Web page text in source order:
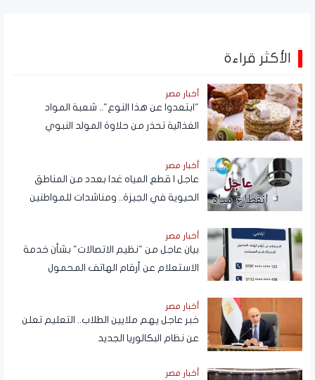
الأكثر قراءة
أخبار مصر
"ابتعدوا عن هذا النوع".. شعبة المواد
الغذائية تحذر من حلاوة المولد النبوي
أخبار مصر
عاجل | قطع المياه غدا بعدد من المناطق
الحيوية في الجيزة.. ومناشدات للمواطنين
أخبار مصر
بيان عاجل من "نظيم الاتصالات" بشأن خدمة
الاستعلام عن أرقام الهاتف المحمول
NTRA
أخبار مصر
خبر عاجل يهم ملايين الطلاب.. التعليم تعلن
عن نظام البكالوريا الجديد
أخبار مصر